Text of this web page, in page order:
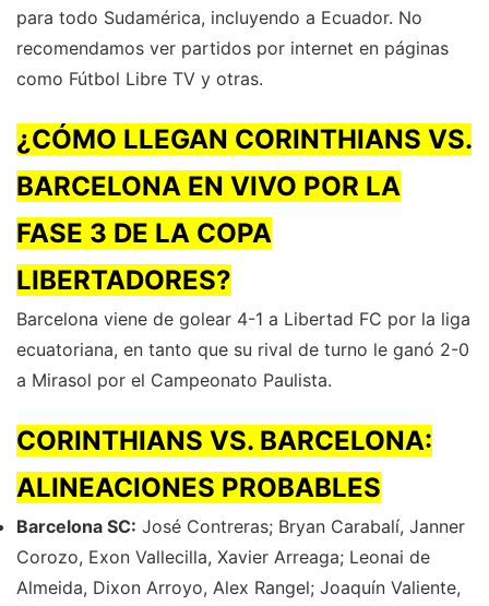
para todo Sudamérica, incluyendo a Ecuador. No
recomendamos ver partidos por internet en páginas
como Fútbol Libre TV y otras.
¿CÓMO LLEGAN CORINTHIANS VS.
BARCELONA EN VIVO POR LA
FASE 3 DE LA COPA
LIBERTADORES?
Barcelona viene de golear 4-1 a Libertad FC por la liga
ecuatoriana, en tanto que su rival de turno le ganó 2-0
a Mirasol por el Campeonato Paulista.
CORINTHIANS VS. BARCELONA:
ALINEACIONES PROBABLES
Barcelona SC: José Contreras; Bryan Carabalí, Janner
Corozo, Exon Vallecilla, Xavier Arreaga; Leonai de
Almeida, Dixon Arroyo, Alex Rangel; Joaquín Valiente,